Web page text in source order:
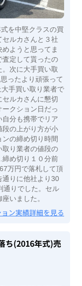
を中堅クラスの買
ルカさんと３社
ようと思ってま
査定して貰ったの
次に大手買い取
ったより頑張って
手買い取り業者で
ルカさんに懇切
クション日だっ
分も携帯でリア
段の上がり方が小
の締め切り時間
取り業者の値段の
め切り１０分前
万円で落札して頂
通りに他社より30
通りでした。セル
いました。
ン実績詳細を見る
ち(2016年式)売